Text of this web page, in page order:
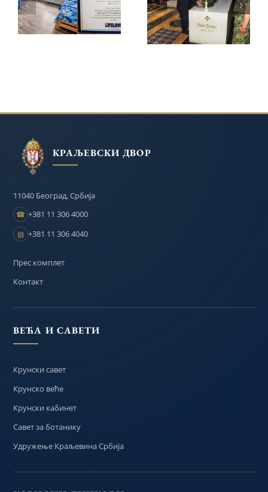
ПОДРШКУ
ЗАВОДУ ЗА
ВАСПИТАЊЕ
КАРАЂОРЂУ НА
ОПЛЕНЦУ НА 209.
ГОДИШЊИЦУ
КРАЉЕВСКИ ДВОР
11040 Београд, Србија
☎ +381 11 306 4000
▤ +381 11 306 4040
Прес комплет
Контакт
ВЕЋА И САВЕТИ
Крунски савет
Крунско веће
Крунски кабинет
Савет за ботанику
Удружење Краљевина Србија